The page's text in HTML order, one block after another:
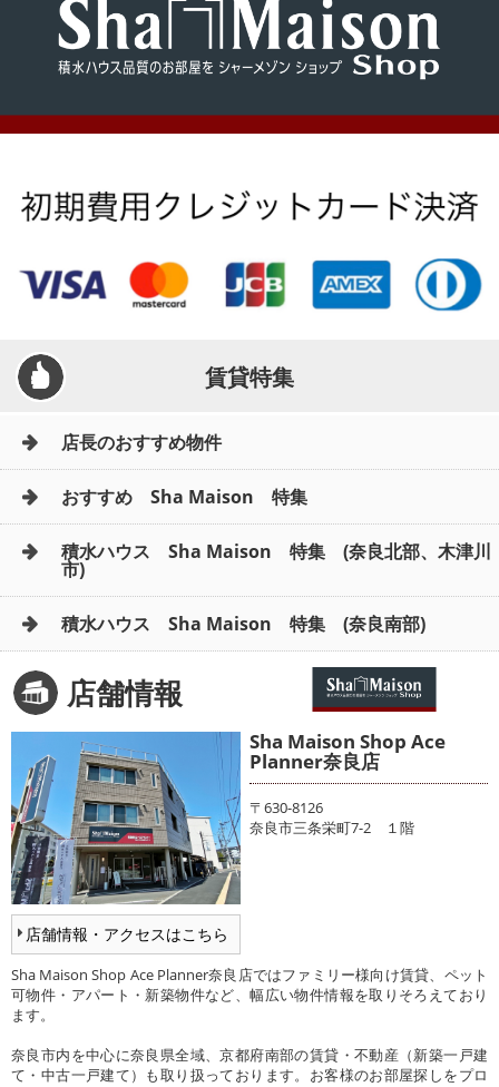
賃貸特集
店長のおすすめ物件
おすすめ Sha Maison 特集
積水ハウス Sha Maison 特集 (奈良北部、木津川
市)
積水ハウス Sha Maison 特集 (奈良南部)
店舗情報
店舗情報・アクセスはこちら
Sha Maison Shop Ace
Planner奈良店
〒630-8126
奈良市三条栄町7-2 １階
Sha Maison Shop Ace Planner奈良店ではファミリー様向け賃貸、ペット
可物件・アパート・新築物件など、幅広い物件情報を取りそろえており
ます。
奈良市内を中心に奈良県全域、京都府南部の賃貸・不動産（新築一戸建
て・中古一戸建て）も取り扱っております。お客様のお部屋探しをプロ